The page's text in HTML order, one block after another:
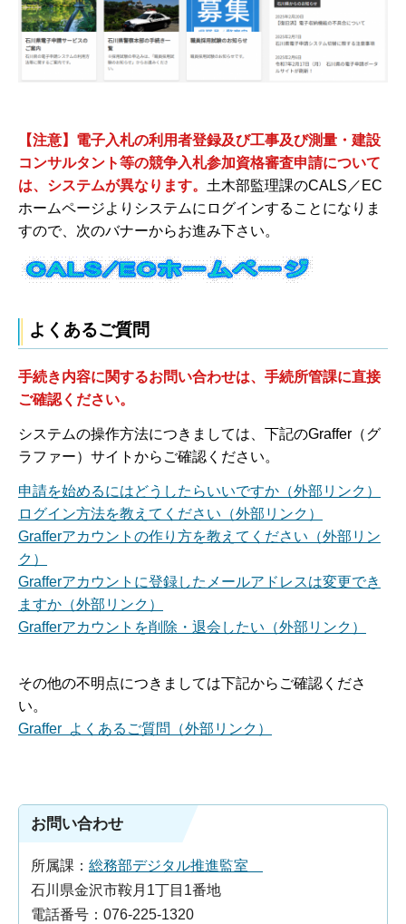
【注意】電子入札の利用者登録及び工事及び測量・建設
コンサルタント等の競争入札参加資格審査申請について
は、システムが異なります。 土木部監理課のCALS／EC
ホームページよりシステムにログインすることになりま
すので、次のバナーからお進み下さい。
よくあるご質問
手続き内容に関するお問い合わせは、手続所管課に直接
ご確認ください。
システムの操作方法につきましては、下記のGraffer（グ
ラファー）サイトからご確認ください。
申請を始めるにはどうしたらいいですか（外部リンク）
ログイン方法を教えてください（外部リンク）
Grafferアカウントの作り方を教えてください（外部リン
ク）
Grafferアカウントに登録したメールアドレスは変更でき
ますか（外部リンク）
Grafferアカウントを削除・退会したい（外部リンク）
その他の不明点につきましては下記からご確認くださ
い。
Graffer よくあるご質問（外部リンク）
お問い合わせ
所属課： 総務部デジタル推進監室
石川県金沢市鞍月1丁目1番地
電話番号：076-225-1320